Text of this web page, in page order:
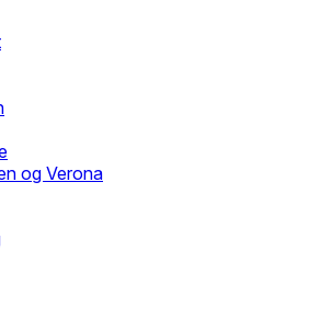
og Verona